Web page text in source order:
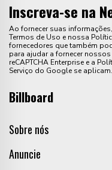
Inscreva-se na
Ao fornecer suas
Termos de Uso e nossa
fornecedores que também
para ajudar a fornecer
reCAPTCHA Enterprise e a
Serviço do Google se aplicam.
Billboard
Sobre nós
Anuncie